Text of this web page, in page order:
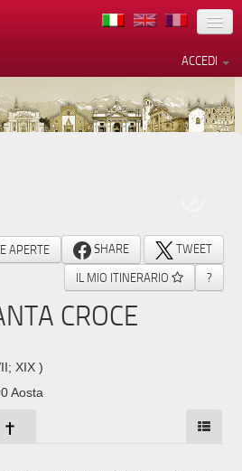
ACCEDI
APERTE SHARE
TWEET
IL MIO ITINERARIO
?
CROCE
XIX )
Aosta
relative alla